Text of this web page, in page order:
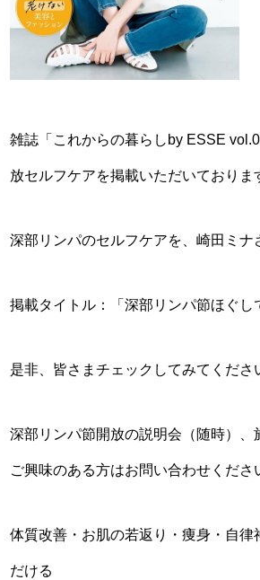
雑誌「これからの暮らしby ESSE
放セルフケアを掲載いただいておりま
深部リンパのセルフケアを、崎田ミナ
掲載タイトル：「深部リンパ節ほぐし
是非、皆さまチェックしてみてくださ
深部リンパ節開放の説明会（随時）、
ご興味のある方はお問い合わせくださ
体質改善・お肌の若返り・痩身・自
だける